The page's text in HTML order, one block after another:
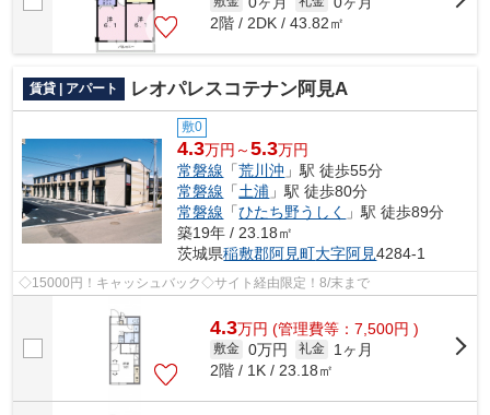
2階 / 2DK / 43.82㎡
賃貸 | アパート レオパレスコテナン阿見A
敷0
4.3万円～5.3万円
常磐線 「荒川沖 」駅 徒歩55分
常磐線 「土浦 」駅 徒歩80分
常磐線 「ひたち野うしく
」駅 徒歩89分
築19年 / 23.18㎡
茨城県稲敷郡阿見町大字阿見4284-1
◇15000円！キャッシュバック◇サイト経由限定！8/末まで
4.3万円 (管理費等：7,500円 )
敷金 0万円 礼金
1ヶ月
2階 / 1K / 23.18㎡